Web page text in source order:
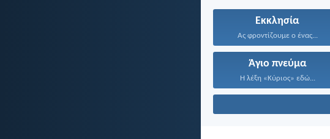
Εκκλησία
Ας φροντίζουμε ο ένας...
Άγιο πνεύμα
Η λέξη «Κύριος» εδώ...